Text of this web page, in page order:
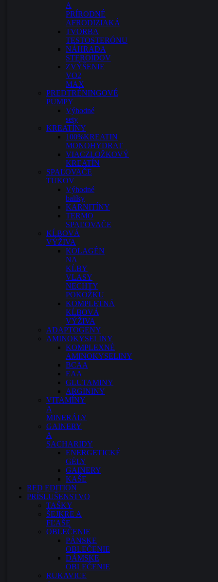
A
PRÍRODNÉ
AFRODIZIAKÁ
TVORBA
TESTOSTERÓNU
NÁHRADA
STEROIDOV
ZVÝŠENIE
VO2
MAX
PREDTRÉNINGOVÉ
PUMPY
Výhodné
sety
KREATÍNY
100%KREATIN
MONOHYDRAT
VIACZLOŽKOVÝ
KREATÍN
SPAĽOVAČE
TUKOV
Výhodné
balíky
KARNITÍNY
TERMO
SPAĽOVAČE
KĹBOVÁ
VÝŽIVA
KOLAGÉN
NA
KĹBY
VLASY
NECHTY
POKOŽKU
KOMPLETNÁ
KĹBOVÁ
VÝŽIVA
ADAPTOGENY
AMINOKYSELINY
KOMPLEXNÉ
AMINOKYSELINY
BCAA
EAA
GLUTAMINY
ARGININY
VITAMÍNY
A
MINERÁLY
GAINERY
A
SACHARIDY
ENERGETICKÉ
GÉLY
GAINERY
KAŠE
RED EDITION
PRÍSLUŠENSTVO
TAŠKY
ŠEJKRE A
FĽAŠE
OBLEČENIE
PÁNSKE
OBLEČENIE
DÁMSKE
OBLEČENIE
RUKAVICE